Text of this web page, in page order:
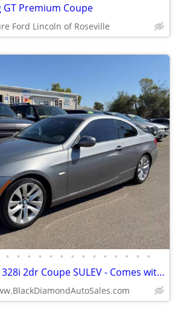
Premium Coupe
Ford Lincoln of Roseville
• • • • • • • • • • • • • •
2013 BMW 3 Series 328i 2dr Coupe SULEV - Comes with Warranty!